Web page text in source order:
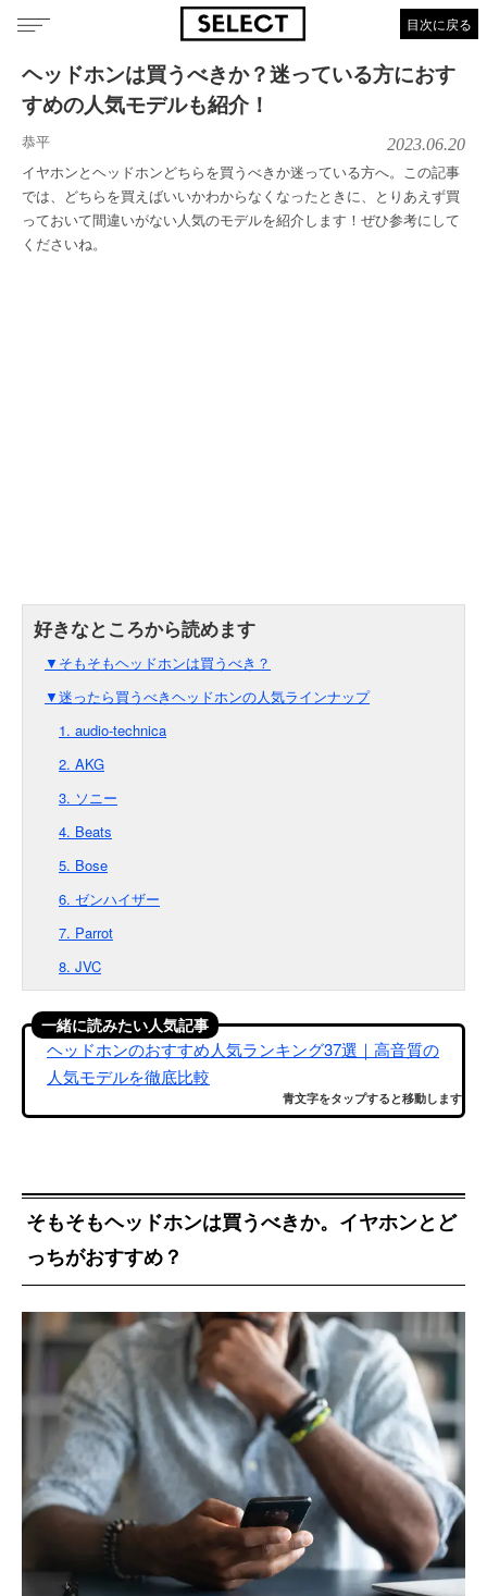
目次に戻る
ヘッドホンは買うべきか？迷っている方におす
すめの人気モデルも紹介！
恭平 2023.06.20
イヤホンとヘッドホンどちらを買うべきか迷っている方へ。この記事
では、どちらを買えばいいかわからなくなったときに、とりあえず買
っておいて間違いがない人気のモデルを紹介します！ぜひ参考にして
くださいね。
▼そもそもヘッドホンは買うべき？
▼迷ったら買うべきヘッドホンの人気ラインナップ
1. audio-technica
2. AKG
3. ソニー
4. Beats
5. Bose
6. ゼンハイザー
7. Parrot
8. JVC
一緒に読みたい人気記事
ヘッドホンのおすすめ人気ランキング37選｜高音質の
人気モデルを徹底比較
青文字をタップすると移動します
そもそもヘッドホンは買うべきか。イヤホンとど
っちがおすすめ？